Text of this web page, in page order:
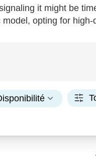
it might be
opting for
car's reliability